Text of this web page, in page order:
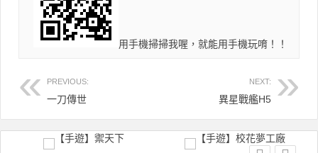
用手機掃掃我喔，就能用手機玩唷！！
PREVIOUS:
一刀傳世
NEXT:
異星戰艦H5